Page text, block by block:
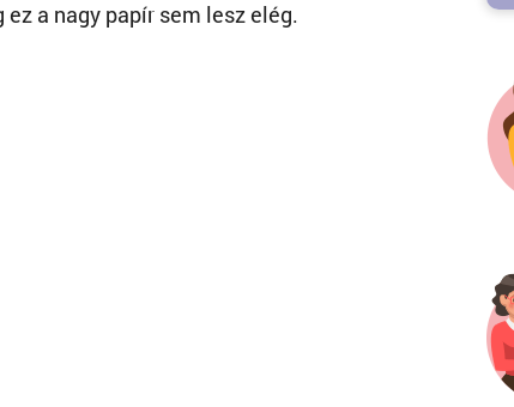
a nagy papír sem lesz elég.